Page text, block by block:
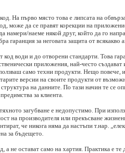
На първо място това е липсата на
може да се правят корекции на
наеме някой друг, който да го
гаранция за неговата защита от всякакво
води и до отворени стандарти. Това
приложения, най-често създават
само техни продукти. Нещо повече,
версии на своите продукти от
на данните. По тази начин те се
за клиента.
загубване е недопустимо. При
на производителя или прекъсване
че никога няма да настъпи т.нар.
за бъдещето.
не остават само на хартия. Практика е